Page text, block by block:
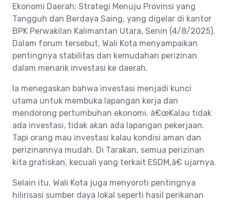
Ekonomi Daerah: Strategi Menuju Provinsi yang
Tangguh dan Berdaya Saing, yang digelar di kantor
BPK Perwakilan Kalimantan Utara, Senin (4/8/2025).
Dalam forum tersebut, Wali Kota menyampaikan
pentingnya stabilitas dan kemudahan perizinan
dalam menarik investasi ke daerah.
Ia menegaskan bahwa investasi menjadi kunci
utama untuk membuka lapangan kerja dan
mendorong pertumbuhan ekonomi. â€œKalau tidak
ada investasi, tidak akan ada lapangan pekerjaan.
Tapi orang mau investasi kalau kondisi aman dan
perizinannya mudah. Di Tarakan, semua perizinan
kita gratiskan, kecuali yang terkait ESDM,â€ ujarnya.
Selain itu, Wali Kota juga menyoroti pentingnya
hilirisasi sumber daya lokal seperti hasil perikanan